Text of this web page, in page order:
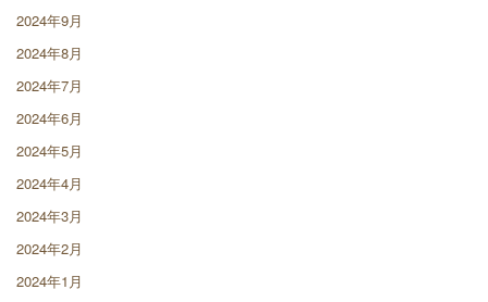
2024年9月
2024年8月
2024年7月
2024年6月
2024年5月
2024年4月
2024年3月
2024年2月
2024年1月